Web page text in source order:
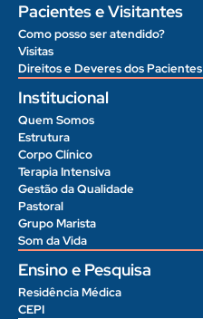
Pacientes e Visitantes
Como posso ser atendido?
Visitas
Direitos e Deveres dos Pacientes
Institucional
Quem Somos
Estrutura
Corpo Clínico
Terapia Intensiva
Gestão da Qualidade
Pastoral
Grupo Marista
Som da Vida
Ensino e Pesquisa
Residência Médica
CEPI